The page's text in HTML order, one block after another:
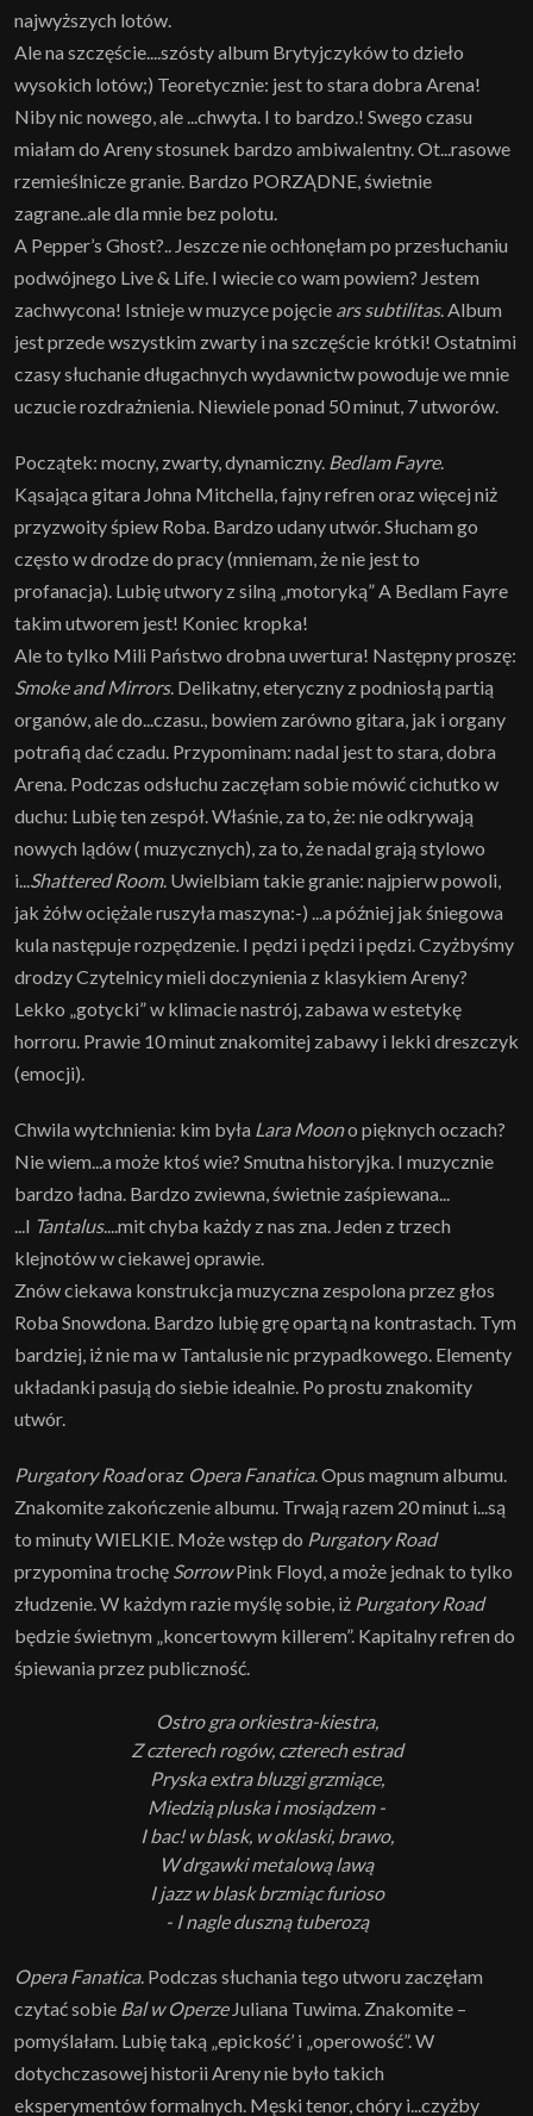
najwyższych lotów.
Ale na szczęście....szósty album Brytyjczyków to dzieło
wysokich lotów;) Teoretycznie: jest to stara dobra Arena!
Niby nic nowego, ale ...chwyta. I to bardzo.! Swego czasu
miałam do Areny stosunek bardzo ambiwalentny. Ot...rasowe
rzemieślnicze granie. Bardzo PORZĄDNE, świetnie
zagrane..ale dla mnie bez polotu.
A Pepper’s Ghost?.. Jeszcze nie ochłonęłam po przesłuchaniu
podwójnego Live & Life. I wiecie co wam powiem? Jestem
zachwycona! Istnieje w muzyce pojęcie ars subtilitas. Album
jest przede wszystkim zwarty i na szczęście krótki! Ostatnimi
czasy słuchanie długachnych wydawnictw powoduje we mnie
uczucie rozdrażnienia. Niewiele ponad 50 minut, 7 utworów.
Początek: mocny, zwarty, dynamiczny. Bedlam Fayre.
Kąsająca gitara Johna Mitchella, fajny refren oraz więcej niż
przyzwoity śpiew Roba. Bardzo udany utwór. Słucham go
często w drodze do pracy (mniemam, że nie jest to
profanacja). Lubię utwory z silną „motoryką” A Bedlam Fayre
takim utworem jest! Koniec kropka!
Ale to tylko Mili Państwo drobna uwertura! Następny proszę:
Smoke and Mirrors. Delikatny, eteryczny z podniosłą partią
organów, ale do...czasu., bowiem zarówno gitara, jak i organy
potrafią dać czadu. Przypominam: nadal jest to stara, dobra
Arena. Podczas odsłuchu zaczęłam sobie mówić cichutko w
duchu: Lubię ten zespół. Właśnie, za to, że: nie odkrywają
nowych lądów ( muzycznych), za to, że nadal grają stylowo
i...
Shattered Room. Uwielbiam takie granie: najpierw powoli,
jak żółw ociężale ruszyła maszyna:-) ...a później jak śniegowa
kula następuje rozpędzenie. I pędzi i pędzi i pędzi. Czyżbyśmy
drodzy Czytelnicy mieli doczynienia z klasykiem Areny?
Lekko „gotycki” w klimacie nastrój, zabawa w estetykę
horroru. Prawie 10 minut znakomitej zabawy i lekki dreszczyk
(emocji).
Chwila wytchnienia: kim była Lara Moono pięknych oczach?
Nie wiem...a może ktoś wie? Smutna historyjka. I muzycznie
bardzo ładna. Bardzo zwiewna, świetnie zaśpiewana...
...I Tantalus....mit chyba każdy z nas zna. Jeden z trzech
klejnotów w ciekawej oprawie.
Znów ciekawa konstrukcja muzyczna zespolona przez głos
Roba Snowdona. Bardzo lubię grę opartą na kontrastach. Tym
bardziej, iż nie ma w Tantalusie nic przypadkowego. Elementy
układanki pasują do siebie idealnie. Po prostu znakomity
utwór.
Purgatory Roadoraz Opera Fanatica. Opus magnum albumu.
Znakomite zakończenie albumu. Trwają razem 20 minut i...są
to minuty WIELKIE. Może wstęp do Purgatory Road
przypomina trochę SorrowPink Floyd, a może jednak to tylko
złudzenie. W każdym razie myślę sobie, iż Purgatory Road
będzie świetnym „koncertowym killerem”. Kapitalny refren do
śpiewania przez publiczność.
Ostro gra orkiestra-kiestra,
Z czterech rogów, czterech estrad
Pryska extra bluzgi grzmiące,
Miedzią pluska i mosiądzem -
I bac! w blask, w oklaski, brawo,
W drgawki metalową lawą
I jazz w blask brzmiąc furioso
- I nagle duszną tuberozą
Opera Fanatica. Podczas słuchania tego utworu zaczęłam
czytać sobie Bal w OperzeJuliana Tuwima. Znakomite –
pomyślałam. Lubię taką „epickość’ i „operowość”. W
dotychczasowej historii Areny nie było takich
eksperymentów formalnych. Męski tenor, chóry i...czyżby